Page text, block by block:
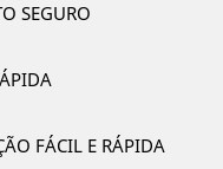
SEGURO
FÁCIL E RÁPIDA